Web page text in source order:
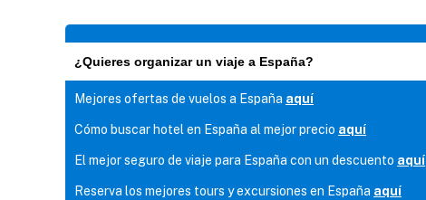
¿Quieres organizar un viaje a España?
Mejores ofertas de vuelos a España aquí
Cómo buscar hotel en España al mejor precio aquí
El mejor seguro de viaje para España con un descuento aquí
Reserva los mejores tours y excursiones en España aquí